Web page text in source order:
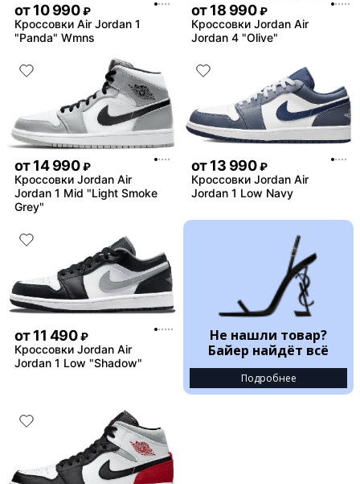
от10 990 ₽
Кроссовки Air Jordan 1
"Panda" Wmns
от18 990 ₽
Кроссовки Jordan Air
Jordan 4 "Olive"
от14 990 ₽
Кроссовки Jordan Air
Jordan 1 Mid "Light Smoke
Grey"
от13 990 ₽
Кроссовки Jordan Air
Jordan 1 Low Navy
от11 490 ₽
Кроссовки Jordan Air
Jordan 1 Low "Shadow"
Не нашли товар?
Байер найдёт всё
Подробнее